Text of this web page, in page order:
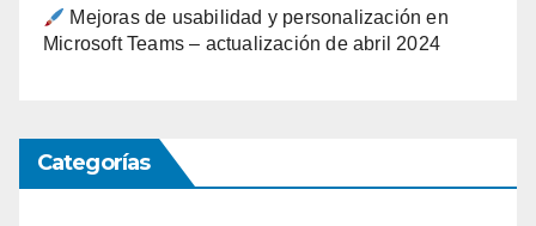
Mejoras de usabilidad y personalización en
Microsoft Teams – actualización de abril 2024
Categorías